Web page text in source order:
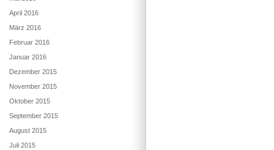
April 2016
März 2016
Februar 2016
Januar 2016
Dezember 2015
November 2015
Oktober 2015
September 2015
August 2015
Juli 2015